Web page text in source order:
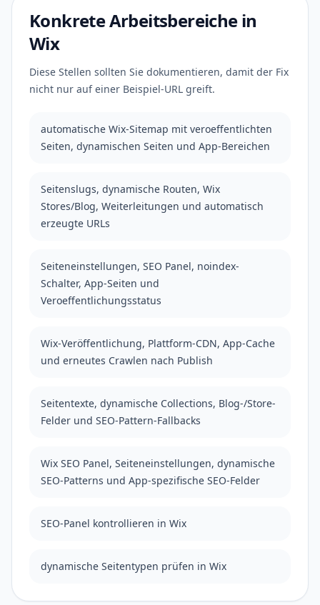
Konkrete Arbeitsbereiche in
Wix
Diese Stellen sollten Sie dokumentieren, damit der Fix
nicht nur auf einer Beispiel-URL greift.
automatische Wix-Sitemap mit veroeffentlichten
Seiten, dynamischen Seiten und App-Bereichen
Seitenslugs, dynamische Routen, Wix
Stores/Blog, Weiterleitungen und automatisch
erzeugte URLs
Seiteneinstellungen, SEO Panel, noindex-
Schalter, App-Seiten und
Veroeffentlichungsstatus
Wix-Veröffentlichung, Plattform-CDN, App-Cache
und erneutes Crawlen nach Publish
Seitentexte, dynamische Collections, Blog-/Store-
Felder und SEO-Pattern-Fallbacks
Wix SEO Panel, Seiteneinstellungen, dynamische
SEO-Patterns und App-spezifische SEO-Felder
SEO-Panel kontrollieren in Wix
dynamische Seitentypen prüfen in Wix